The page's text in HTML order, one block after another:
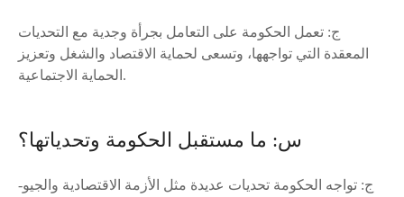
ج: تعمل الحكومة على التعامل بجرأة وجدية مع التحديات
المعقدة التي تواجهها، وتسعى لحماية الاقتصاد والشغل وتعزيز
الحماية الاجتماعية.
س: ما مستقبل الحكومة وتحدياتها؟
ج: تواجه الحكومة تحديات عديدة مثل الأزمة الاقتصادية والجيو-